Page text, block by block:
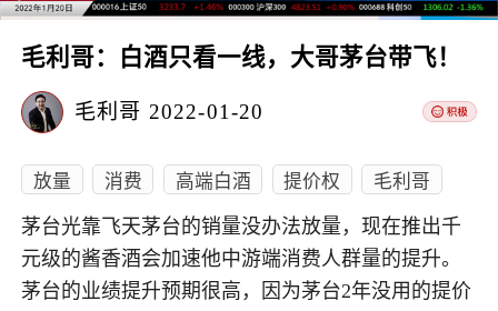
毛利哥：白酒只看一线，大哥茅台带飞！
毛利哥 2022-01-20
放量 消费 高端白酒 提价权 毛利哥
茅台光靠飞天茅台的销量没办法放量，现在推出千
元级的酱香酒会加速他中游端消费人群量的提升。
茅台的业绩提升预期很高，因为茅台2年没用的提价